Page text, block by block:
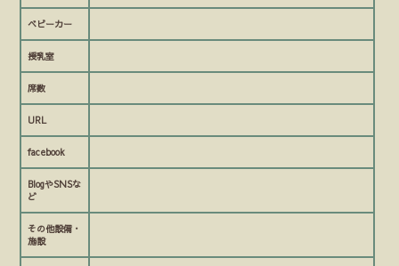
ベビーカー
授乳室
席数
URL
facebook
BlogやSNSな
ど
その他設備・
施設